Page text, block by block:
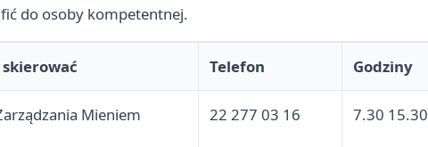
do osoby kompetentnej.
skierować Telefon Godziny
Mieniem 22 277 03 16 7.30 15.30